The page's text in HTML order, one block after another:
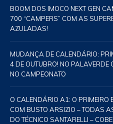
BOOM DOS IMOCO NEXT GEN
700 “CAMPERS” COM AS
AZULADAS!
MUDANÇA DE CALENDÁRIO:
4 DE OUTUBRO! NO PALAVERDE
NO CAMPEONATO
O CALENDÁRIO A1: O PRIMEIRO
COM BUSTO ARSIZIO – TODAS
DO TÉCNICO SANTARELLI –